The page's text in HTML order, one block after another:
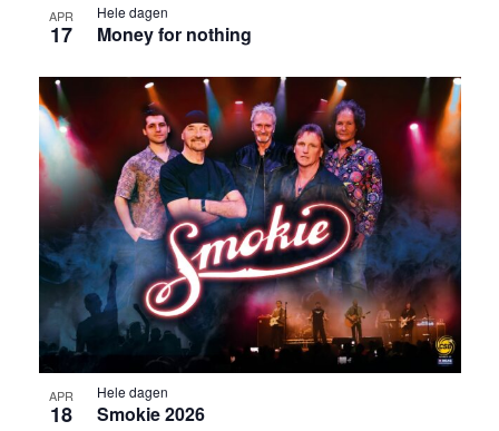
APR
17
Hele dagen
Money for nothing
APR
18
Hele dagen
Smokie 2026